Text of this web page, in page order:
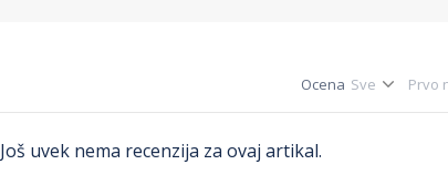
Ocena
Još uvek nema recenzija za ovaj artikal.